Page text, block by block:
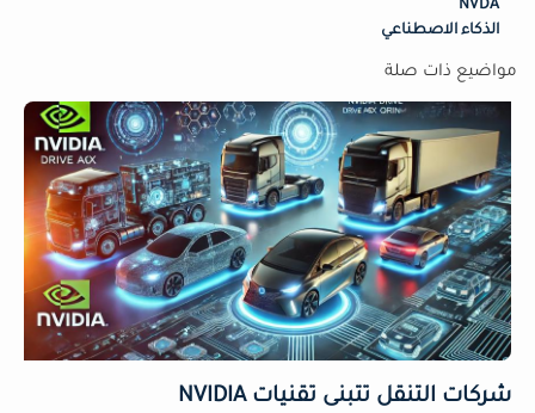
NVDA
الذكاء الاصطناعي
مواضيع ذات صلة
شركات التنقل تتبنى تقنيات NVIDIA